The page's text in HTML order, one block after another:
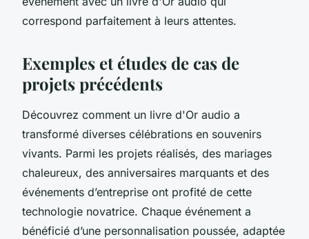
correspond parfaitement à leurs attentes.
Exemples et études de cas de
projets précédents
Découvrez comment un livre d'Or audio a
transformé diverses célébrations en souvenirs
vivants. Parmi les projets réalisés, des mariages
chaleureux, des anniversaires marquants et des
événements d’entreprise ont profité de cette
technologie novatrice. Chaque événement a
bénéficié d’une personnalisation poussée, adaptée